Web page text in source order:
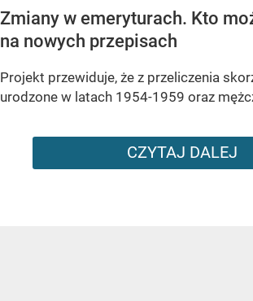
Zmiany w emeryturach. Kto
na nowych przepisach
Projekt przewiduje, że z przeliczenia
urodzone w latach 1954-1959 oraz
CZYTAJ DALEJ